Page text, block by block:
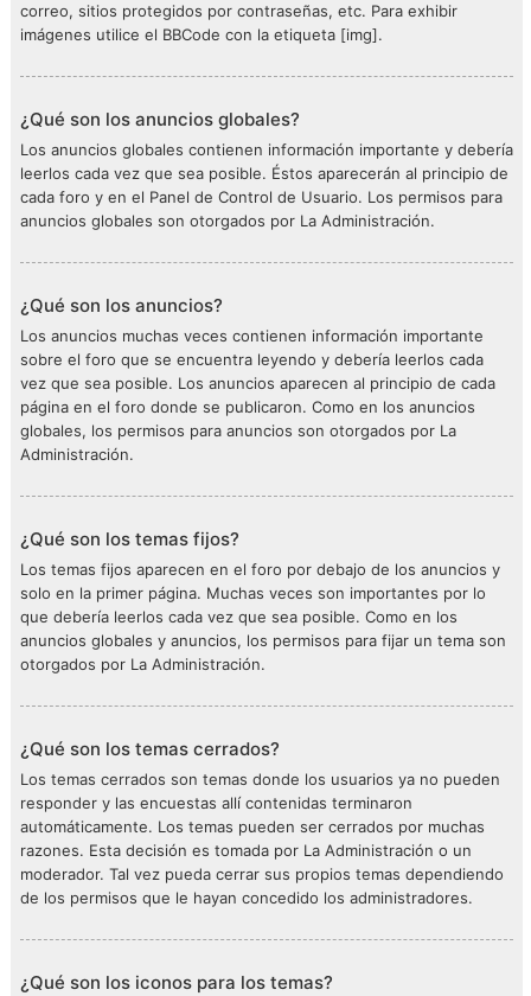
correo, sitios protegidos por contraseñas, etc. Para exhibir
imágenes utilice el BBCode con la etiqueta [img].
¿Qué son los anuncios globales?
Los anuncios globales contienen información importante y debería
leerlos cada vez que sea posible. Éstos aparecerán al principio de
cada foro y en el Panel de Control de Usuario. Los permisos para
anuncios globales son otorgados por La Administración.
¿Qué son los anuncios?
Los anuncios muchas veces contienen información importante
sobre el foro que se encuentra leyendo y debería leerlos cada
vez que sea posible. Los anuncios aparecen al principio de cada
página en el foro donde se publicaron. Como en los anuncios
globales, los permisos para anuncios son otorgados por La
Administración.
¿Qué son los temas fijos?
Los temas fijos aparecen en el foro por debajo de los anuncios y
solo en la primer página. Muchas veces son importantes por lo
que debería leerlos cada vez que sea posible. Como en los
anuncios globales y anuncios, los permisos para fijar un tema son
otorgados por La Administración.
¿Qué son los temas cerrados?
Los temas cerrados son temas donde los usuarios ya no pueden
responder y las encuestas allí contenidas terminaron
automáticamente. Los temas pueden ser cerrados por muchas
razones. Esta decisión es tomada por La Administración o un
moderador. Tal vez pueda cerrar sus propios temas dependiendo
de los permisos que le hayan concedido los administradores.
¿Qué son los iconos para los temas?